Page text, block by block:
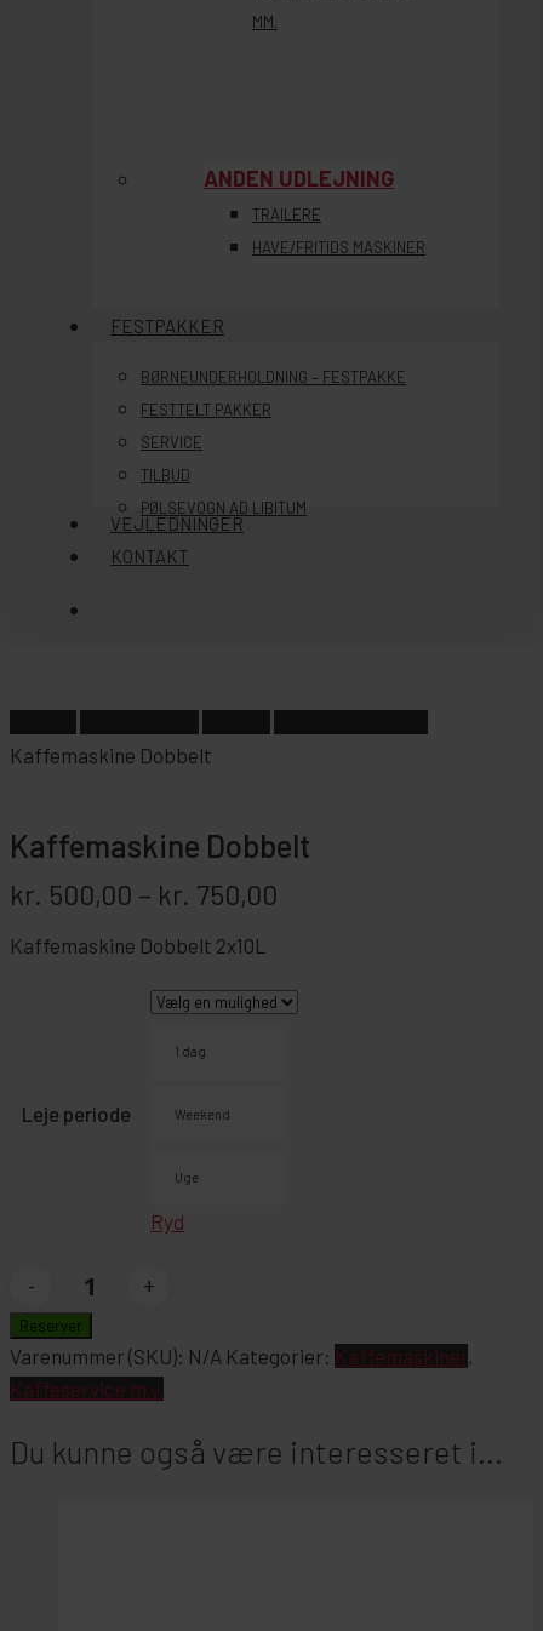
MM.
ANDEN UDLEJNING
TRAILERE
HAVE/FRITIDS MASKINER
FESTPAKKER
BØRNEUNDERHOLDNING – FESTPAKKE
FESTTELT PAKKER
SERVICE
TILBUD
PØLSEVOGN AD LIBITUM
VEJLEDNINGER
KONTAKT
Kaffemaskine Dobbelt
Kaffemaskine Dobbelt
kr. 500,00 – kr. 750,00
Kaffemaskine Dobbelt 2x10L
Leje periode
1 dag
Weekend
Uge
Ryd
Kaffemaskine
Dobbelt
antal
Reserver
Varenummer (SKU): N/A Kategorier: Kaffemaskiner,
Kaffeservice m.v.
Du kunne også være interesseret i...